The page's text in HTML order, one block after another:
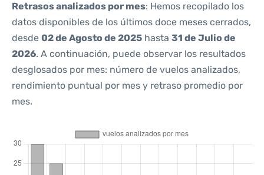
Retrasos analizados por mes: Hemos recopilado los
datos disponibles de los últimos doce meses cerrados,
desde 02 de Agosto de 2025 hasta 31 de Julio de
2026. A continuación, puede observar los resultados
desglosados por mes: número de vuelos analizados,
rendimiento puntual por mes y retraso promedio por
mes.